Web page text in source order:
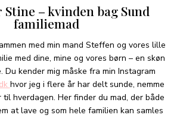
Stine – kvinden bag Sund
familiemad
med min mand Steffen og vores lille
med dine, mine og vores børn – en skøn
Du kender mig måske fra min Instagram
hvor jeg i flere år har delt sunde, nemme
hverdagen. Her finder du mad, der både
at lave og som hele familien kan samles